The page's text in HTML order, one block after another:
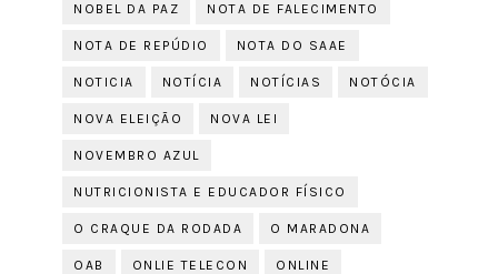
NOBEL DA PAZ NOTA DE FALECIMENTO
NOTA DE REPÚDIO NOTA DO SAAE
NOTICIA NOTÍCIA NOTÍCIAS NOTÓCIA
NOVA ELEIÇÃO NOVA LEI
NOVEMBRO AZUL
NUTRICIONISTA E EDUCADOR FÍSICO
O CRAQUE DA RODADA O MARADONA
OAB ONLIE TELECON ONLINE